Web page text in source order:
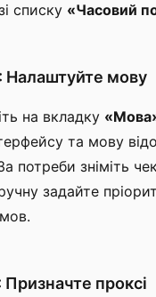
списку «Часовий
Налаштуйте мову
на вкладку
та мову
потреби зніміть
задайте
Призначте проксі